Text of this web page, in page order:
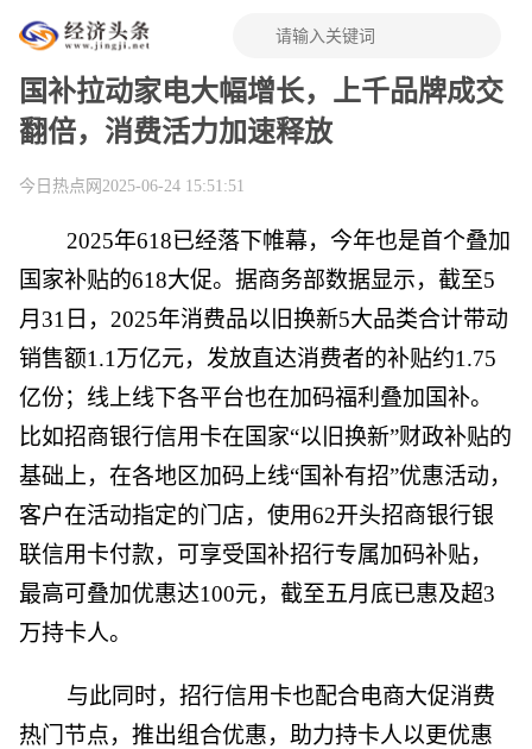
国补拉动家电大幅增长，上千品牌成交
翻倍，消费活力加速释放
2025-06-24 15:51:51
今日热点网
2025年618已经落下帷幕，今年也是首个叠加
国家补贴的618大促。据商务部数据显示，截至5
月31日，2025年消费品以旧换新5大品类合计带动
销售额1.1万亿元，发放直达消费者的补贴约1.75
亿份；线上线下各平台也在加码福利叠加国补。
比如招商银行信用卡在国家“以旧换新”财政补贴的
基础上，在各地区加码上线“国补有招”优惠活动，
客户在活动指定的门店，使用62开头招商银行银
联信用卡付款，可享受国补招行专属加码补贴，
最高可叠加优惠达100元，截至五月底已惠及超3
万持卡人。
与此同时，招行信用卡也配合电商大促消费
热门节点，推出组合优惠，助力持卡人以更优惠